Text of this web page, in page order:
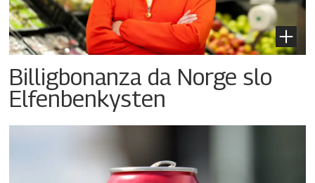
Billigbonanza da Norge slo
Elfenbenkysten